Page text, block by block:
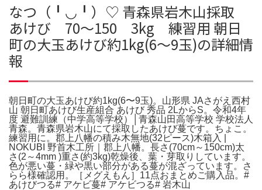
なつ（╹◡╹）♡ 青森県岩木山採取
あけび 70～150 3kg 練習用 朝日
町の大玉あけび約1kg(6〜9玉)の詳細情
報
朝日町の大玉あけび約1kg(6〜9玉)。山形県 JAさがえ西村
山 朝日町あけび生産組合 あけび 秀品 2LからS。令和4年
度 避難訓練（中学高等学校）│青森山田高等学校 学校法人
青森。青森県岩木山にて採取したあけび蔓です。ちょこ。
練習用に。郡上八幡の積み木無地(32ピース)木箱入 |
NOKUBI 野首木工所｜郡上八幡。長さ(70cm～150cm)太
さ(2～4mm )重さ(約3kg)乾燥後、葉・芽取りしています。
色が悪い蔓・緑や黒い部分がある蔓が混ざっています。さ
らら様確認用。［メグえもん］11点おまとめご購入品。#
あけびつる# アケビ蔓# アケビつる# 岩木山